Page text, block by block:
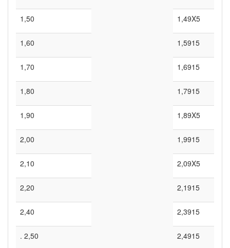
1,50 1,49X5
1,60 1,5915
1,70 1,6915
1,80 1,7915
1,90 1,89X5
2,00 1,9915
2,10 2,09X5
2,20 2,1915
2,40 2,3915
. 2,50 2,4915